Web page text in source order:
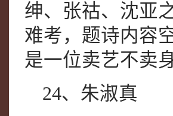
绅、张祜、沈亚
难考，题诗内容
是一位卖艺不卖
24、朱淑真